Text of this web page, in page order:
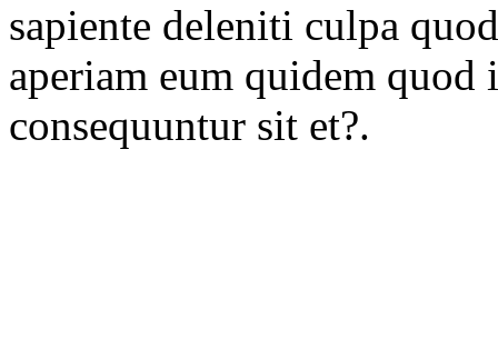
sapiente deleniti culpa
aperiam eum quidem quod
consequuntur sit et?.